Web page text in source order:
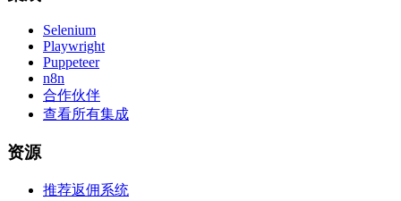
Selenium
Playwright
Puppeteer
n8n
合作伙伴
查看所有集成
资源
推荐返佣系统